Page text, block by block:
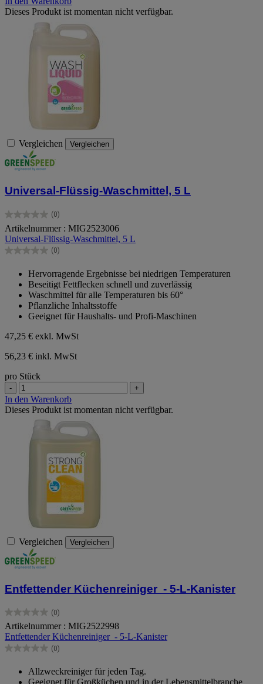
Dieses Produkt ist momentan nicht verfügbar.
Vergleichen Vergleichen
Universal-Flüssig-Waschmittel, 5 L
(0)
0.0
von
5
Sternen.
Artikelnummer : MIG2523006
Universal-Flüssig-Waschmittel, 5 L
(0)
0.0
Sternen.
Hervorragende Ergebnisse bei niedrigen Temperaturen
Beseitigt Fettflecken schnell und zuverlässig
Waschmittel für alle Temperaturen bis 60°
Pflanzliche Inhaltsstoffe
Geeignet für Haushalts- und Profi-Maschinen
47,25 € exkl. MwSt
56,23 € inkl. MwSt
pro Stück
- +
In den Warenkorb
Dieses Produkt ist momentan nicht verfügbar.
Vergleichen Vergleichen
Entfettender Küchenreiniger - 5-L-Kanister
(0)
0.0
von
5
Sternen.
Artikelnummer : MIG2522998
Entfettender Küchenreiniger - 5-L-Kanister
(0)
0.0
Allzweckreiniger für jeden Tag.